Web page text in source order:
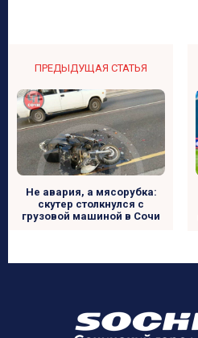
ПРЕДЫДУЩАЯ СТАТЬЯ
Не авария, а мясорубка:
скутер столкнулся с
грузовой машиной в Сочи